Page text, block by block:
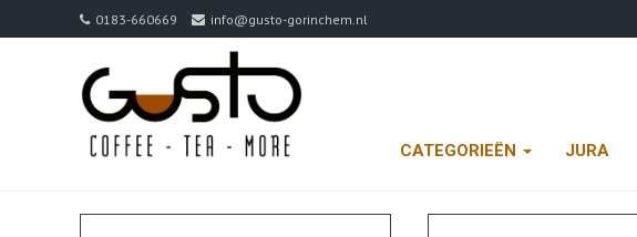
0183-660669 info@gusto-gorinchem.nl
CATEGORIEËN JURA